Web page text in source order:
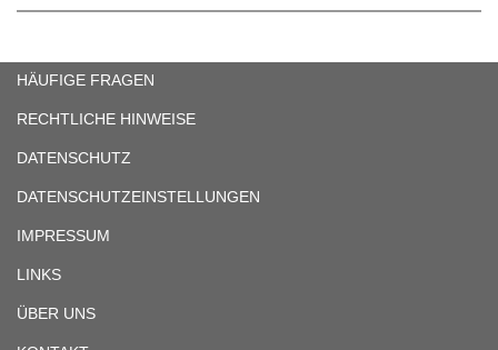
HÄUFIGE FRAGEN
RECHTLICHE HINWEISE
DATENSCHUTZ
DATENSCHUTZEINSTELLUNGEN
IMPRESSUM
LINKS
ÜBER UNS